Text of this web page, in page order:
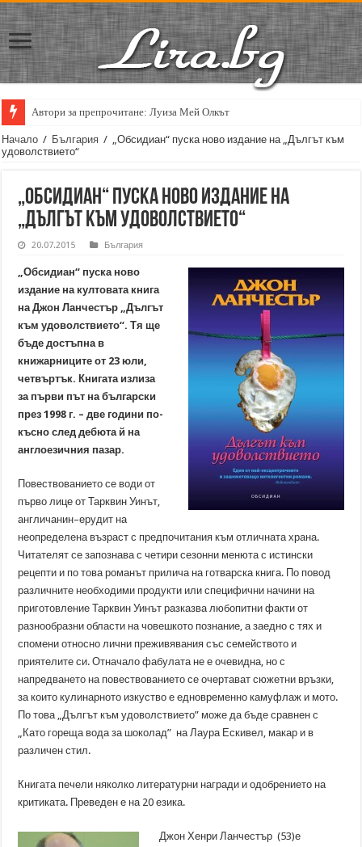
Автори за препрочитане: Луиза Мей Олкът
Начало / България / „Обсидиан“ пуска ново издание на „Дългът към
удоволствието“
„Обсидиан“ пуска ново издание на
„Дългът към удоволствието“
20.07.2015 България
„Обсидиан“ пуска ново
издание на култовата книга
на Джон Ланчестър „Дългът
към удоволствието“. Тя ще
бъде достъпна в
книжарниците от 23 юли,
четвъртък. Книгата излиза
за първи път на български
през 1998 г. – две години по-
късно след дебюта й на
англоезичния пазар.
Повествованието се води от
първо лице от Тарквин Уинът,
англичанин–ерудит на
неопределена възраст с предпочитания към отличната храна.
Читателят се запознава с четири сезонни менюта с истински
рецепти и по това романът прилича на готварска книга. По повод
различните необходими продукти или специфични начини на
приготовление Тарквин Уинът разказва любопитни факти от
разнообразни области на човешкото познание, а заедно с тях и
спомени относно лични преживявания със семейството и
приятелите си. Отначало фабулата не е очевидна, но с
напредването на повествованието се очертават сюжетни връзки,
за които кулинарното изкуство е едновременно камуфлаж и мото.
По това „Дългът към удоволствието” може да бъде сравнен с
„Като гореща вода за шоколад” на Лаура Ескивел, макар и в
различен стил.
Книгата печели няколко литературни награди и одобрението на
критиката. Преведен е на 20 езика.
Джон Хенри Ланчестър (53)е